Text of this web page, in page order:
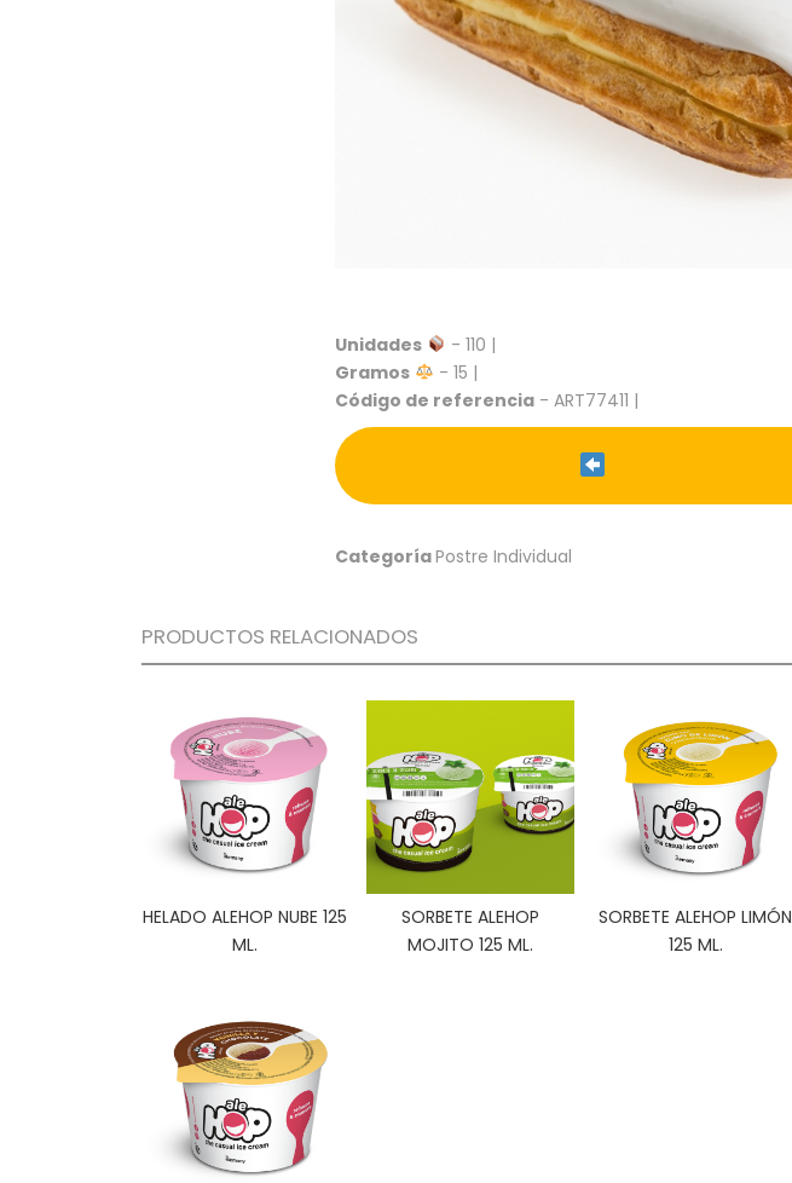
Unidades
- 110 |
Gramos
- 15 |
Código de referencia - ART77411 |
CategoríaPostre Individual
PRODUCTOS RELACIONADOS
HELADO ALEHOP NUBE 125
ML.
SORBETE ALEHOP
MOJITO 125 ML.
SORBETE ALEHOP LIMÓN
125 ML.